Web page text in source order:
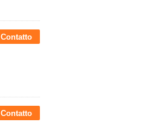
Contatto
Contatto